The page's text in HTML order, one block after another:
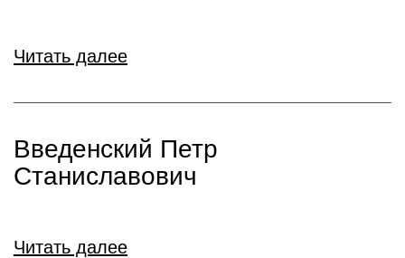
Читать далее
Введенский Петр
Станиславович
Читать далее